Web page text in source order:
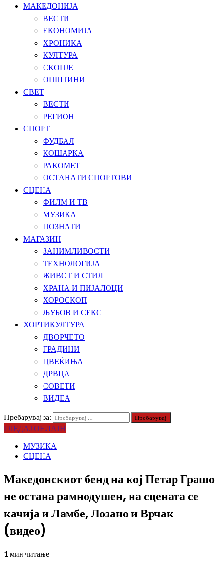
МАКЕДОНИЈА
ВЕСТИ
ЕКОНОМИЈА
ХРОНИКА
КУЛТУРА
СКОПЈЕ
ОПШТИНИ
СВЕТ
ВЕСТИ
РЕГИОН
СПОРТ
ФУДБАЛ
КОШАРКА
РАКОМЕТ
ОСТАНАТИ СПОРТОВИ
СЦЕНА
ФИЛМ И ТВ
МУЗИКА
ПОЗНАТИ
МАГАЗИН
ЗАНИМЛИВОСТИ
ТЕХНОЛОГИЈА
ЖИВОТ И СТИЛ
ХРАНА И ПИЈАЛОЦИ
ХОРОСКОП
ЉУБОВ И СЕКС
ХОРТИКУЛТУРА
ДВОРЧЕТО
ГРАДИНИ
ЦВЕЌИЊА
ДРВЦА
СОВЕТИ
ВИДЕА
Пребарувај за:
ГЛЕДАЈ ОНЛАЈН
МУЗИКА
СЦЕНА
Македонскиот бенд на кој Петар Грашо
не остана рамнодушен, на сцената се
качија и Ламбе, Лозано и Врчак
(видео)
1 мин читање